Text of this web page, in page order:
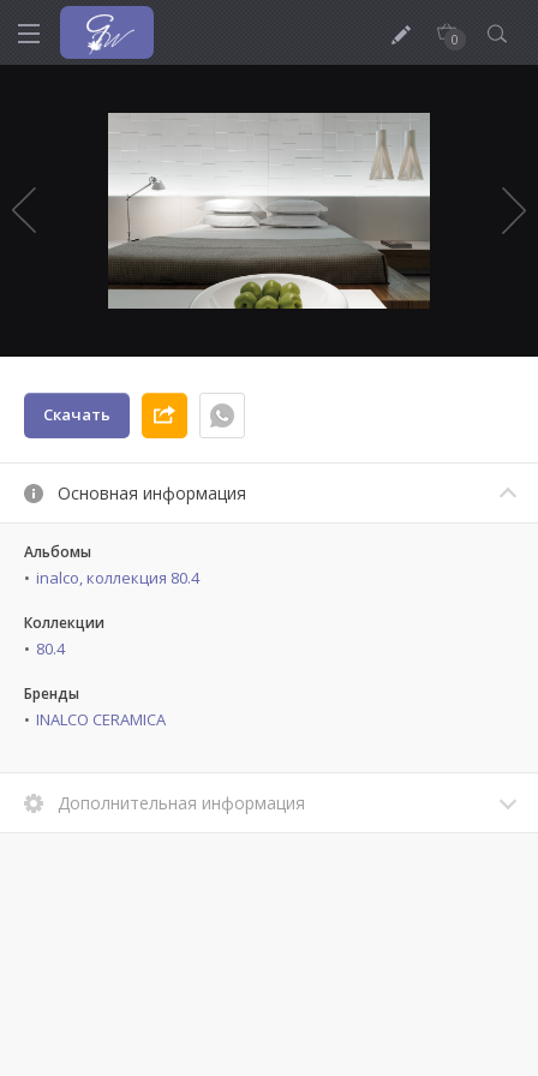
0
Скачать
Основная информация
Альбомы
inalco, коллекция 80.4
Коллекции
80.4
Бренды
INALCO CERAMICA
Дополнительная информация